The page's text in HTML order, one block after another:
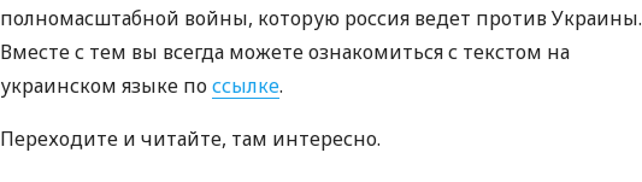
полномасштабной войны, которую россия ведет против Украины.
Вместе с тем вы всегда можете ознакомиться с текстом на
украинском языке поссылке.
Переходите и читайте, там интересно.